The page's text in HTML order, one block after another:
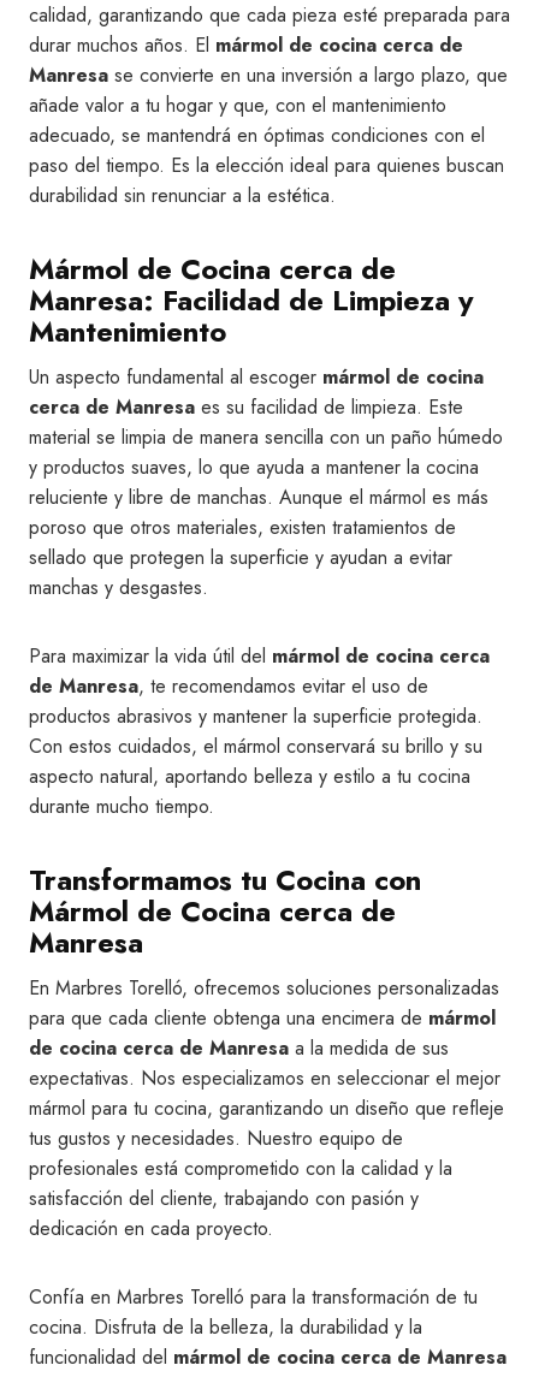
calidad, garantizando que cada pieza esté preparada para
durar muchos años. El mármol de cocina cerca de
Manresa se convierte en una inversión a largo plazo, que
añade valor a tu hogar y que, con el mantenimiento
adecuado, se mantendrá en óptimas condiciones con el
paso del tiempo. Es la elección ideal para quienes buscan
durabilidad sin renunciar a la estética.
Mármol de Cocina cerca de
Manresa: Facilidad de Limpieza y
Mantenimiento
Un aspecto fundamental al escoger mármol de cocina
cerca de Manresa es su facilidad de limpieza. Este
material se limpia de manera sencilla con un paño húmedo
y productos suaves, lo que ayuda a mantener la cocina
reluciente y libre de manchas. Aunque el mármol es más
poroso que otros materiales, existen tratamientos de
sellado que protegen la superficie y ayudan a evitar
manchas y desgastes.
Para maximizar la vida útil del mármol de cocina cerca
de Manresa, te recomendamos evitar el uso de
productos abrasivos y mantener la superficie protegida.
Con estos cuidados, el mármol conservará su brillo y su
aspecto natural, aportando belleza y estilo a tu cocina
durante mucho tiempo.
Transformamos tu Cocina con
Mármol de Cocina cerca de
Manresa
En Marbres Torelló, ofrecemos soluciones personalizadas
para que cada cliente obtenga una encimera de mármol
de cocina cerca de Manresa a la medida de sus
expectativas. Nos especializamos en seleccionar el mejor
mármol para tu cocina, garantizando un diseño que refleje
tus gustos y necesidades. Nuestro equipo de
profesionales está comprometido con la calidad y la
satisfacción del cliente, trabajando con pasión y
dedicación en cada proyecto.
Confía en Marbres Torelló para la transformación de tu
cocina. Disfruta de la belleza, la durabilidad y la
funcionalidad del mármol de cocina cerca de Manresa